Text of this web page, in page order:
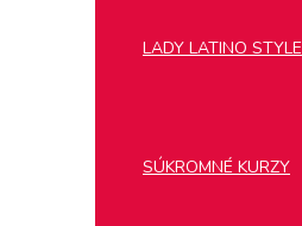
LADY LATINO STYLE
SÚKROMNÉ KURZY